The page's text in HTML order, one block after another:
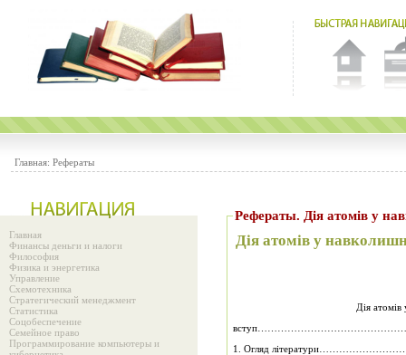
Главная: Рефераты
Главная
Финансы деньги и налоги
Философия
Физика и энергетика
Управление
Схемотехника
Стратегический менеджмент
Статистика
Соцобеспечение
Семейное право
Программирование компьютеры и
Рефераты. Дiя атомiв у
Дiя атомiв у
Дiя атомiв
1. Огляд